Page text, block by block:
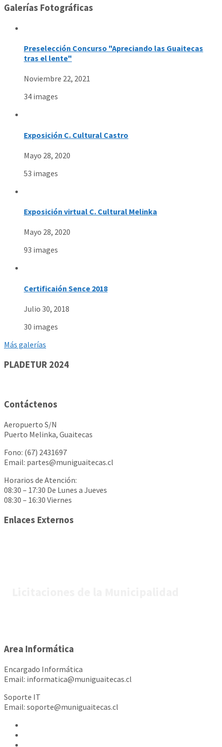
Galerías Fotográficas
Preselección Concurso "Apreciando las Guaitecas
tras el lente"
Noviembre 22, 2021
34 images
Exposición C. Cultural Castro
Mayo 28, 2020
53 images
Exposición virtual C. Cultural Melinka
Mayo 28, 2020
93 images
Certificaión Sence 2018
Julio 30, 2018
30 images
Más galerías
PLADETUR 2024
Contáctenos
Aeropuerto S/N
Puerto Melinka, Guaitecas
Fono: (67) 2431697
Email: partes@muniguaitecas.cl
Horarios de Atención:
08:30 – 17:30 De Lunes a Jueves
08:30 – 16:30 Viernes
Enlaces Externos
Area Informática
Encargado Informática
Email: informatica@muniguaitecas.cl
Soporte IT
Email: soporte@muniguaitecas.cl